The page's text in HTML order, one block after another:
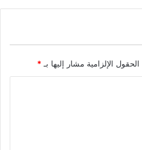
الحقول الإلزامية مشار إليها بـ*